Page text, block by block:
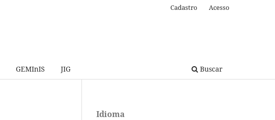
GEMInIS JIG Buscar
Cadastro Acesso
Idioma